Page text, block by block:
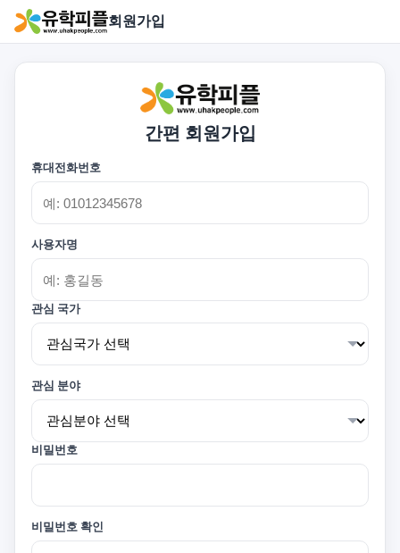
회원가입
간편 회원가입
휴대전화번호
사용자명
관심 국가
관심 분야
비밀번호
비밀번호 확인